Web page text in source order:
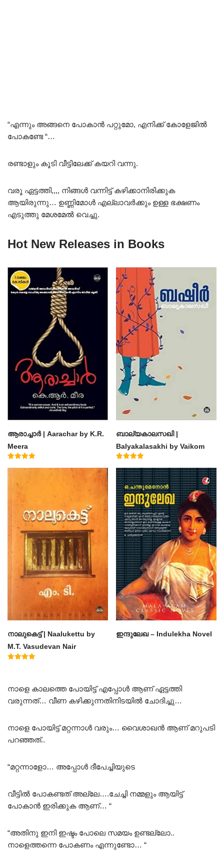
“എന്നും അങ്ങനെ പോകാൻ പറ്റുമോ, എനിക്ക് കോളേജിൽ
പോകണ്ടേ “…
രണ്ടാളും കൂടി വീട്ടിലേക്ക് കയറി വന്നു.
വരൂ ഏട്ടത്തി,,,, നിങ്ങൾ വന്നിട്ട് കഴിക്കാനിരിക്കുക
ആയിരുന്നു… ഉണ്ണിമോൾ എല്ലാവർക്കും ഉള്ള ഭക്ഷണം
എടുത്തു മേശമേൽ വെച്ചു.
Hot New Releases in Books
ആരാച്ചാര്‍ | Aarachar by K.R.
Meera
ബാല്യകാലസഖി |
Balyakalasakhi by Vaikom
Muhammad Basheer
4.60
out of 5
നാലുകെട്ട് | Naalukettu by
M.T. Vasudevan Nair
ഇന്ദുലേഖ – Indulekha Novel
നാളെ കാലത്തെ പോയിട്ട് എപ്പോൾ ആണ് ഏട്ടത്തി
വരുന്നത്… വീണ കഴിക്കുന്നതിനിടയിൽ ചോദിച്ചു…
നാളെ പോയിട്ട് മറ്റന്നാൾ വരും… വൈശാഖൻ ആണ് മറുപടി
പറഞ്ഞത്..
“മറ്റന്നാളോ… അപ്പോൾ ദീപേച്ചിയുടെ
വീട്ടിൽ പോകണ്ടത് അല്ലേ….ചേച്ചി നമ്മളും ആയിട്ട്
പോകാൻ ഇരിക്കുക ആണ്… “
“അതിനു ഇനി ഇഷ്ടം പോലെ സമയം ഉണ്ടല്ലോ..
നാളെത്തന്നെ പോകണം എന്നുണ്ടോ… “